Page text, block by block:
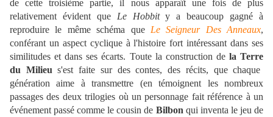
de cette troisième partie, il nous apparaît une fois de plus
relativement évident que Le Hobbity a beaucoup gagné à
reproduire le même schéma que Le Seigneur Des Anneaux,
conférant un aspect cyclique à l'histoire fort intéressant dans ses
similitudes et dans ses écarts. Toute la construction de la Terre
du Milieu s'est faite sur des contes, des récits, que chaque
génération aime à transmettre (en témoignent les nombreux
passages des deux trilogies où un personnage fait référence à un
événement passé comme le cousin de Bilbon qui inventa le jeu de